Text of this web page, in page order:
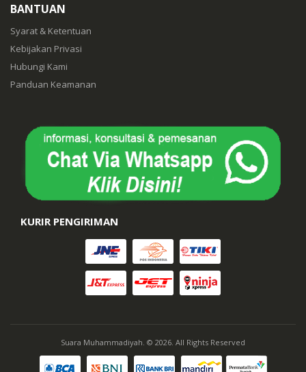
BANTUAN
Syarat & Ketentuan
Kebijakan Privasi
Hubungi Kami
Panduan Keamanan
KURIR PENGIRIMAN
Suara Muhammadiyah. © 2026. All Rights Reserved